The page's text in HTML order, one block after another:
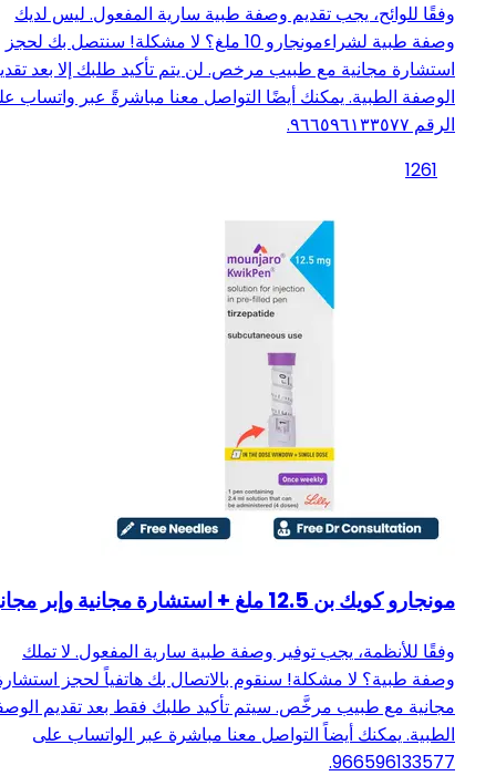
وفقًا للوائح، يجب تقديم وصفة طبية سارية المفعول. ليس لديك
وصفة طبية لشراءمونجارو 10 ملغ؟ لا مشكلة! سنتصل بك لحجز
استشارة مجانية مع طبيب مرخص. لن يتم تأكيد طلبك إلا بعد
الوصفة الطبية. يمكنك أيضًا التواصل معنا مباشرةً عبر واتساب
الرقم ٩٦٦٥٩٦١٣٣٥٧٧.
1261
مونجارو كويك بن 12.5 ملغ + استشارة مجانية وإبر مجانية
وفقًا للأنظمة، يجب توفير وصفة طبية سارية المفعول. لا تملك
وصفة طبية؟ لا مشكلة! سنقوم بالاتصال بك هاتفياً لحجز
مجانية مع طبيب مرخَّص. سيتم تأكيد طلبك فقط بعد تقديم
الطبية. يمكنك أيضاً التواصل معنا مباشرة عبر الواتساب على
966596133577.